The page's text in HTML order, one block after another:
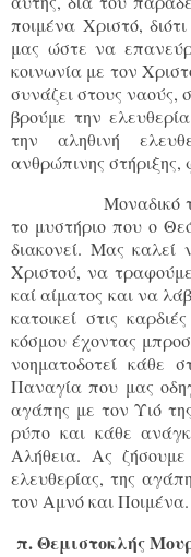
ποιμένα Χριστό,
μας ώστε να
κοινωνία με τον
συνάζει στους ναούς,
βρούμε την
την αληθινή
ανθρώπινης
Μοναδικό το
το μυστήριο που ο
διακονεί. Μας καλεί
Χριστού, να
καί αίματος και να
κατοικεί στις
κόσμου έχοντας
νοηματοδοτεί κάθε
Παναγία που μας
αγάπης με τον Υιό
ρύπο και κάθε
Αλήθεια. Ας
ελευθερίας, της
τον Αμνό και Ποιμένα.
π. Θεμιστοκλής